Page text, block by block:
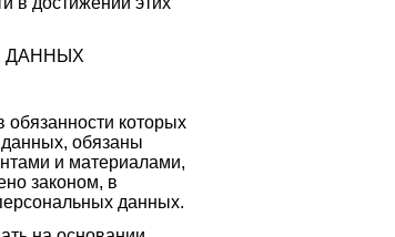
ДАННЫХ
которых
обязаны
и материалами,
законом, в
данных.